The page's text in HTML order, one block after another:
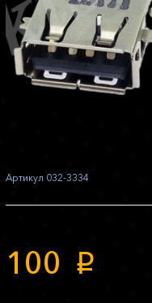
Артикул 032-3334
100 p